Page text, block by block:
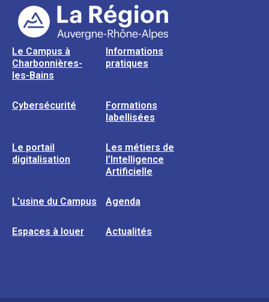
Le Campus à
Charbonnières-
les-Bains
Informations
pratiques
Cybersécurité
Formations
labellisées
Le portail
digitalisation
Les métiers de
l’Intelligence
Artificielle
L’usine du Campus Agenda
Espaces à louer Actualités